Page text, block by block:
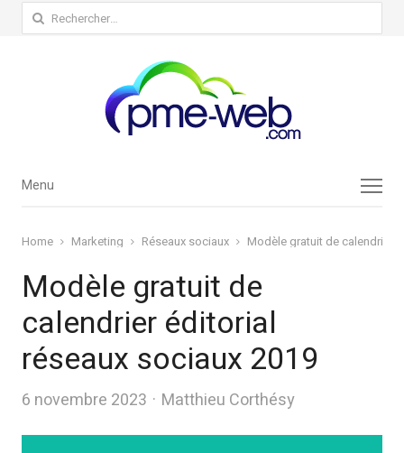
Rechercher :
Menu
Menu
Home Marketing Réseaux sociaux Modèle gratuit de calendrier
Modèle gratuit de
calendrier éditorial
réseaux sociaux 2019
6 novembre 2023 Author
Matthieu Corthésy